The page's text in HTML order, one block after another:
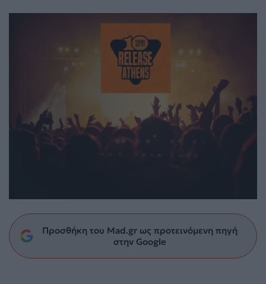
Προσθήκη του Mad.gr ως προτεινόμενη πηγή
στην Google